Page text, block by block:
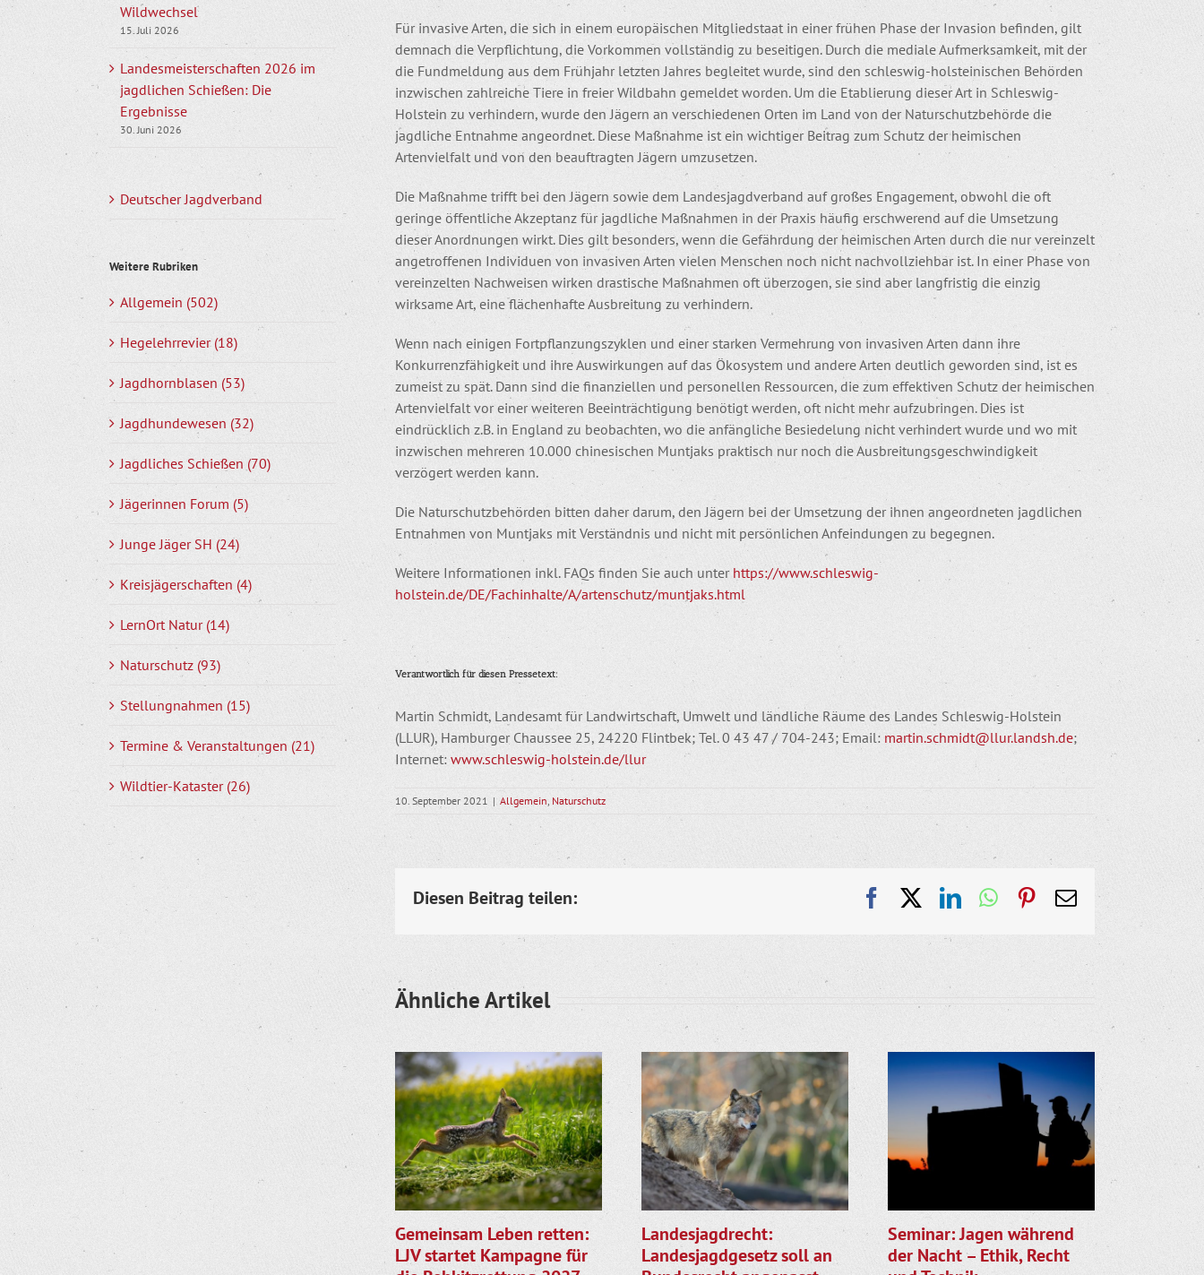
Für invasive Arten, die sich in einem europäischen Mitgliedstaat in einer frühen Phase der Invasion befinden, gilt
demnach die Verpflichtung, die Vorkommen vollständig zu beseitigen. Durch die mediale Aufmerksamkeit, mit der
die Fundmeldung aus dem Frühjahr letzten Jahres begleitet wurde, sind den schleswig-holsteinischen Behörden
inzwischen zahlreiche Tiere in freier Wildbahn gemeldet worden. Um die Etablierung dieser Art in Schleswig-
Holstein zu verhindern, wurde den Jägern an verschiedenen Orten im Land von der Naturschutzbehörde die
jagdliche Entnahme angeordnet. Diese Maßnahme ist ein wichtiger Beitrag zum Schutz der heimischen
Artenvielfalt und von den beauftragten Jägern umzusetzen.
Die Maßnahme trifft bei den Jägern sowie dem Landesjagdverband auf großes Engagement, obwohl die oft
geringe öffentliche Akzeptanz für jagdliche Maßnahmen in der Praxis häufig erschwerend auf die Umsetzung
dieser Anordnungen wirkt. Dies gilt besonders, wenn die Gefährdung der heimischen Arten durch die nur vereinzelt
angetroffenen Individuen von invasiven Arten vielen Menschen noch nicht nachvollziehbar ist. In einer Phase von
vereinzelten Nachweisen wirken drastische Maßnahmen oft überzogen, sie sind aber langfristig die einzig
wirksame Art, eine flächenhafte Ausbreitung zu verhindern.
Wenn nach einigen Fortpflanzungszyklen und einer starken Vermehrung von invasiven Arten dann ihre
Konkurrenzfähigkeit und ihre Auswirkungen auf das Ökosystem und andere Arten deutlich geworden sind, ist es
zumeist zu spät. Dann sind die finanziellen und personellen Ressourcen, die zum effektiven Schutz der heimischen
Artenvielfalt vor einer weiteren Beeinträchtigung benötigt werden, oft nicht mehr aufzubringen. Dies ist
eindrücklich z.B. in England zu beobachten, wo die anfängliche Besiedelung nicht verhindert wurde und wo mit
inzwischen mehreren 10.000 chinesischen Muntjaks praktisch nur noch die Ausbreitungsgeschwindigkeit
verzögert werden kann.
Die Naturschutzbehörden bitten daher darum, den Jägern bei der Umsetzung der ihnen angeordneten jagdlichen
Entnahmen von Muntjaks mit Verständnis und nicht mit persönlichen Anfeindungen zu begegnen.
Weitere Informationen inkl. FAQs finden Sie auch unter https://www.schleswig-
holstein.de/DE/Fachinhalte/A/artenschutz/muntjaks.html
Verantwortlich für diesen Pressetext:
Martin Schmidt, Landesamt für Landwirtschaft, Umwelt und ländliche Räume des Landes Schleswig-Holstein
(LLUR), Hamburger Chaussee 25, 24220 Flintbek; Tel. 0 43 47 / 704-243; Email: martin.schmidt@llur.landsh.de;
Internet: www.schleswig-holstein.de/llur
10. September 2021 | Allgemein Naturschutz
Diesen Beitrag teilen: FacebookLinkedInWhatsAppPinterest
E-
Ähnliche Artikel
Gemeinsam Leben retten:
LJV startet Kampagne für
Landesjagdrecht:
Landesjagdgesetz soll an
Seminar: Jagen während
der Nacht – Ethik, Recht
Wildwechsel
15. Juli 2026
Landesmeisterschaften 2026 im
jagdlichen Schießen: Die
Ergebnisse
30. Juni 2026
Deutscher Jagdverband
Weitere Rubriken
Allgemein (502)
Hegelehrrevier (18)
Jagdhornblasen (53)
Jagdhundewesen (32)
Jagdliches Schießen (70)
Jägerinnen Forum (5)
Junge Jäger SH (24)
Kreisjägerschaften (4)
LernOrt Natur (14)
Naturschutz (93)
Stellungnahmen (15)
Termine & Veranstaltungen (21)
Wildtier-Kataster (26)